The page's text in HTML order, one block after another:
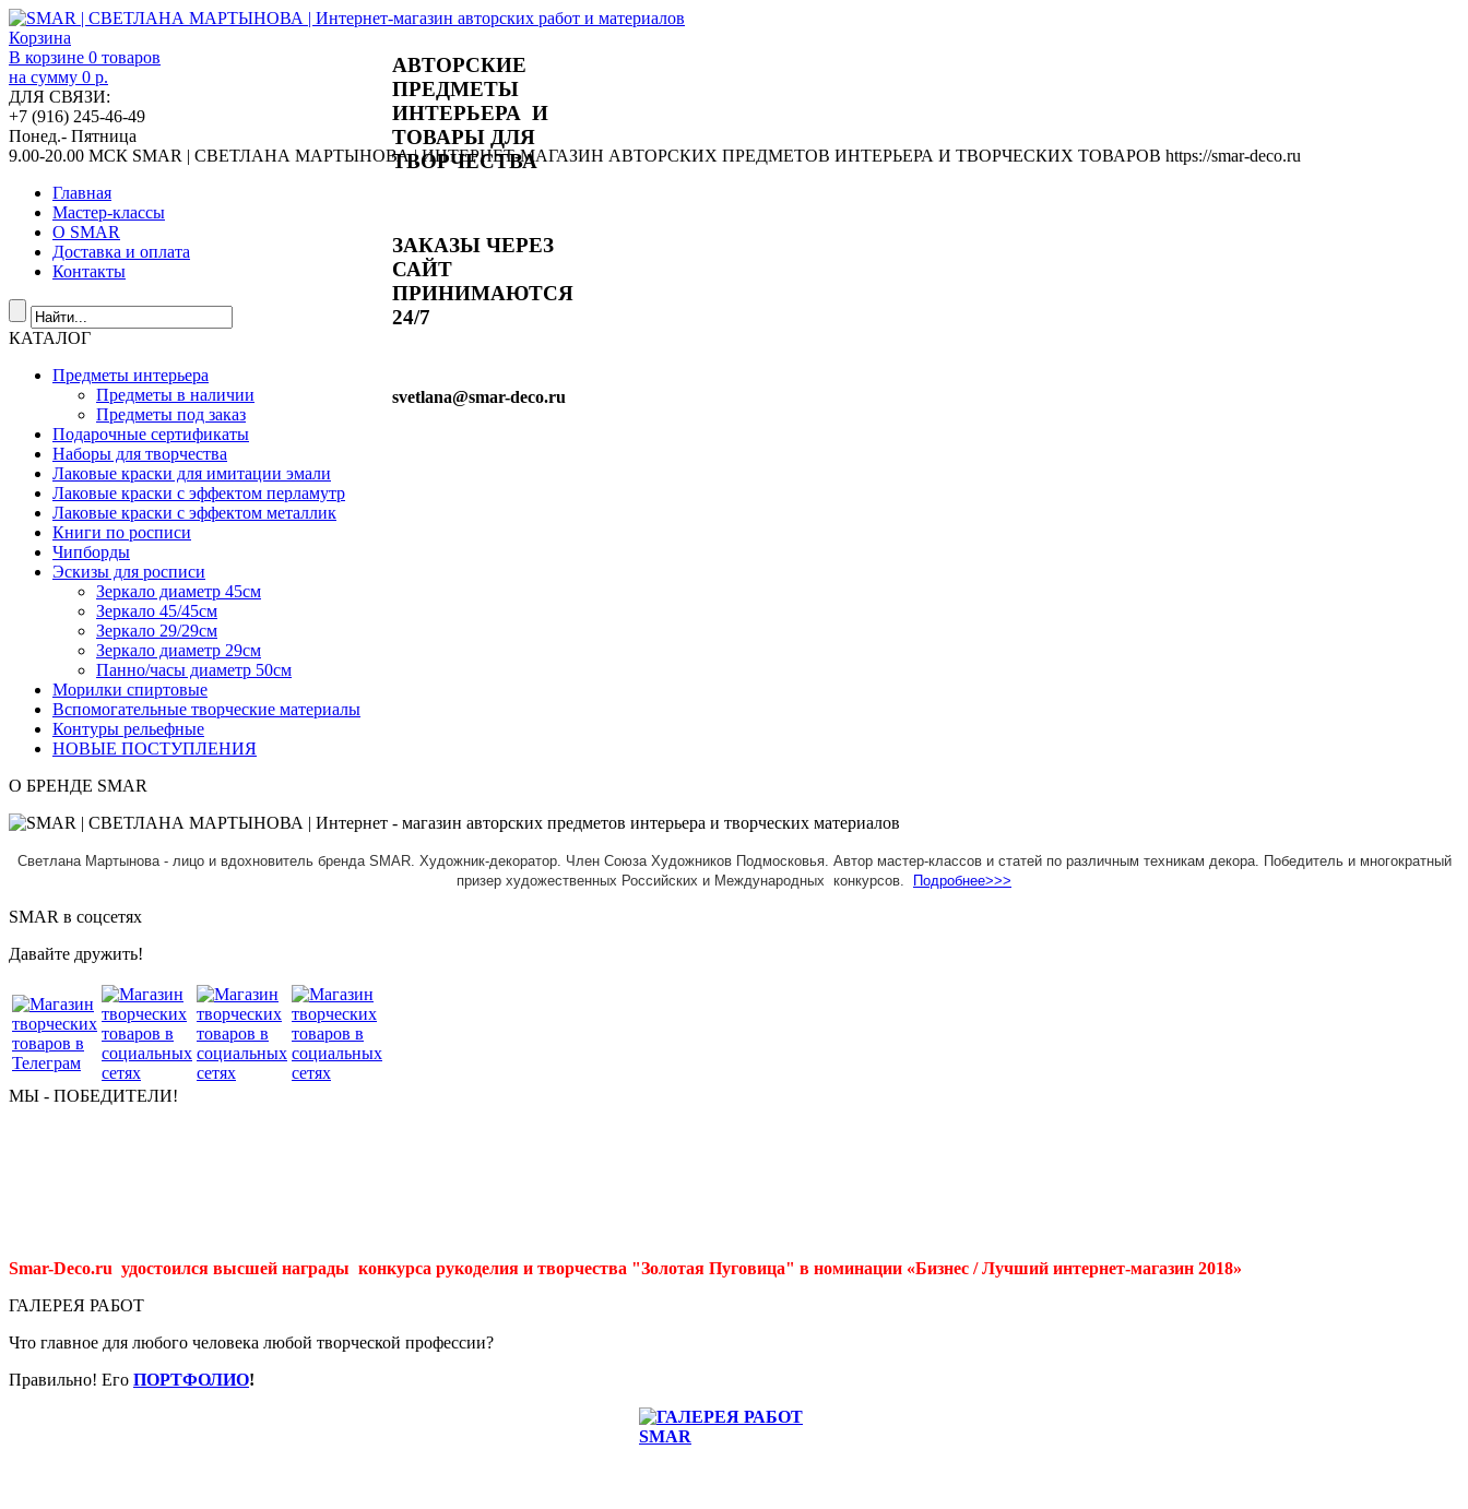
АВТОРСКИЕ
ПРЕДМЕТЫ
ИНТЕРЬЕРА И
ТОВАРЫ ДЛЯ
ТВОРЧЕСТВА
ЗАКАЗЫ ЧЕРЕЗ
САЙТ
ПРИНИМАЮТСЯ
24/7
svetlana@smar-deco.ru
Корзина
В корзине 0 товаров
на сумму 0 р.
ДЛЯ СВЯЗИ:
+7 (916) 245-46-49
Понед.- Пятница
9.00-20.00 МСК SMAR | СВЕТЛАНА МАРТЫНОВА | ИНТЕРНЕТ-МАГАЗИН АВТОРСКИХ ПРЕДМЕТОВ ИНТЕРЬЕРА И ТВОРЧЕСКИХ ТОВАРОВ https://smar-deco.ru
Главная
Мастер-классы
О SMAR
Доставка и оплата
Контакты
КАТАЛОГ
Предметы интерьера
Предметы в наличии
Предметы под заказ
Подарочные сертификаты
Наборы для творчества
Лаковые краски для имитации эмали
Лаковые краски с эффектом перламутр
Лаковые краски с эффектом металлик
Книги по росписи
Чипборды
Эскизы для росписи
Зеркало диаметр 45см
Зеркало 45/45см
Зеркало 29/29см
Зеркало диаметр 29см
Панно/часы диаметр 50см
Морилки спиртовые
Вспомогательные творческие материалы
Контуры рельефные
НОВЫЕ ПОСТУПЛЕНИЯ
О БРЕНДЕ SMAR
Светлана Мартынова - лицо и вдохновитель бренда SMAR. Художник-декоратор. Член Союза Художников Подмосковья. Автор мастер-классов и статей по различным техникам декора. Победитель и многократный
призер художественных Российских и Международных конкурсов.
Подробнее>>>
SMAR в соцсетях
Давайте дружить!
МЫ - ПОБЕДИТЕЛИ!
Smar-Deco.ru удостоился высшей награды конкурса рукоделия и творчества "Золотая Пуговица" в номинации «Бизнес / Лучший интернет-магазин 2018»
ГАЛЕРЕЯ РАБОТ
Что главное для любого человека любой творческой профессии?
Правильно! Его ПОРТФОЛИО!